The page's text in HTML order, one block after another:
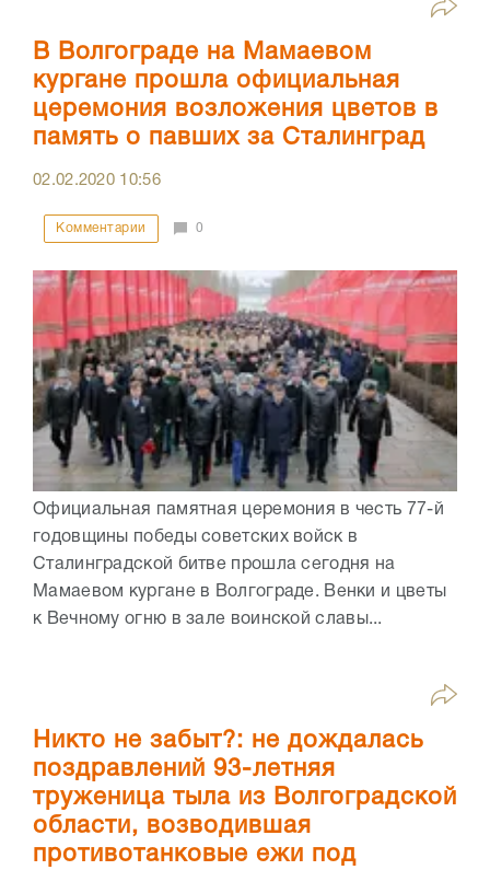
В Волгограде на Мамаевом
кургане прошла официальная
церемония возложения цветов в
память о павших за Сталинград
02.02.2020 10:56
Комментарии 0
Официальная памятная церемония в честь 77-й
годовщины победы советских войск в
Сталинградской битве прошла сегодня на
Мамаевом кургане в Волгограде. Венки и цветы
к Вечному огню в зале воинской славы...
Никто не забыт?: не дождалась
поздравлений 93-летняя
труженица тыла из Волгоградской
области, возводившая
противотанковые ежи под